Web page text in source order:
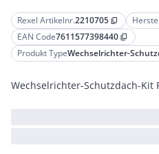
Rexel Artikelnr.2210705 content_copy
EAN Code7611577398440 content_copy
Produkt TypeWechselrichter-
Wechselrichter-Schutzdach-Kit